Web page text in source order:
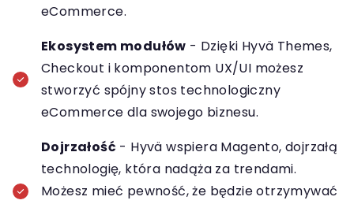
eCommerce.
Ekosystem modułów - Dzięki Hyvä Themes,
Checkout i komponentom UX/UI możesz
stworzyć spójny stos technologiczny
eCommerce dla swojego biznesu.
Dojrzałość - Hyvä wspiera Magento, dojrzałą
technologię, która nadąża za trendami.
Możesz mieć pewność, że będzie otrzymywać